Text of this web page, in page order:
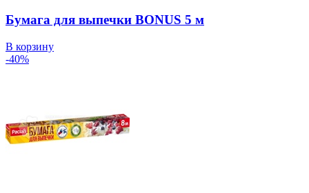
Бумага для выпечки BONUS 5 м
В корзину
-40%